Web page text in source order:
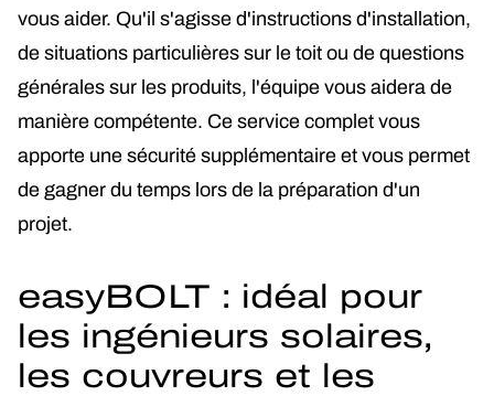
vous aider. Qu'il s'agisse d'instructions d'installation,
de situations particulières sur le toit ou de questions
générales sur les produits, l'équipe vous aidera de
manière compétente. Ce service complet vous
apporte une sécurité supplémentaire et vous permet
de gagner du temps lors de la préparation d'un
projet.
easyBOLT : idéal pour
les ingénieurs solaires,
les couvreurs et les